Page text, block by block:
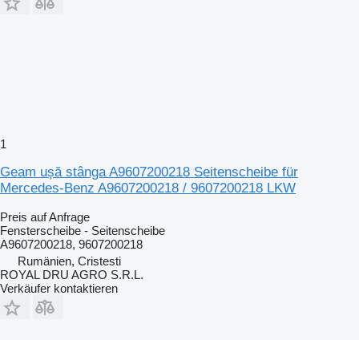
1
Geam ușă stânga A9607200218 Seitenscheibe für
Mercedes-Benz A9607200218 / 9607200218 LKW
Preis auf Anfrage
Fensterscheibe - Seitenscheibe
A9607200218, 9607200218
Rumänien, Cristesti
ROYAL DRU AGRO S.R.L.
Verkäufer kontaktieren